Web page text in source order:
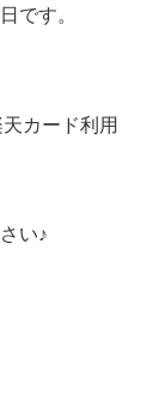
です。
カード利用
い♪